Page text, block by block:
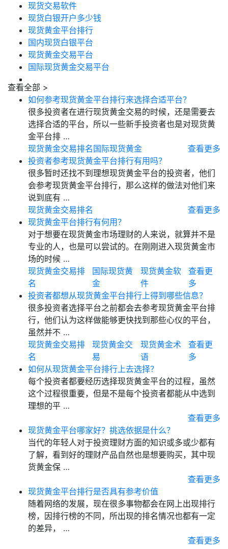
现货交易软件
现货白银开户多少钱
现货黄金平台排行
国内现货白银平台
现货黄金交易平台
国际现货黄金交易平台
查看全部 >
如何参考现货黄金平台排行来选择合适平台？
很多投资者在进行现货黄金交易的时候，还是需要去
选择合适的平台，所以一些新手投资者也是对现货黄
金平台排 …
现货黄金交易排名 国际现货黄金
查看更多
投资者参考现货黄金平台排行有用吗？
很多暂时还找不到理想现货黄金平台的投资者，他们
会参考现货黄金平台排行，那么这样的做法对他们来
说到底有 …
现货黄金交易排名
查看更多
现货黄金平台排行有何用？
对于想要在现货黄金市场理财的人来说，就算并不是
专业的人，也是可以尝试的。在刚刚进入现货黄金市
场的时候 …
现货黄金交易排
名
国际现货黄
金
现货黄金软
件
查看更
多
投资者都想从现货黄金平台排行上得到哪些信息？
很多投资者选择平台之前都会去参考现货黄金平台排
行，他们认为这样做能够更快找到那些心仪的平台，
虽然并不 …
现货黄金交易排
名
现货黄金交
易
现货黄金术
语
查看更
多
如何从现货黄金平台排行上去选择？
每个投资者都要经历选择现货黄金平台的过程，虽然
这个过程很重要，但是不是每个投资者都能从中选到
理想的平 …
查看更多
现货黄金平台哪家好？挑选依据是什么？
当代的年轻人对于投资理财方面的知识或多或少都有
了解，看到好的理财产品自然也是想要购买，其中现
货黄金保 …
查看更多
现货黄金平台排行是否具有参考价值
随着网络的发展，现在很多事物都会在网上出现排行
榜，因排行榜的不同，所出现的排名情况也都有一定
的差异， …
查看更多